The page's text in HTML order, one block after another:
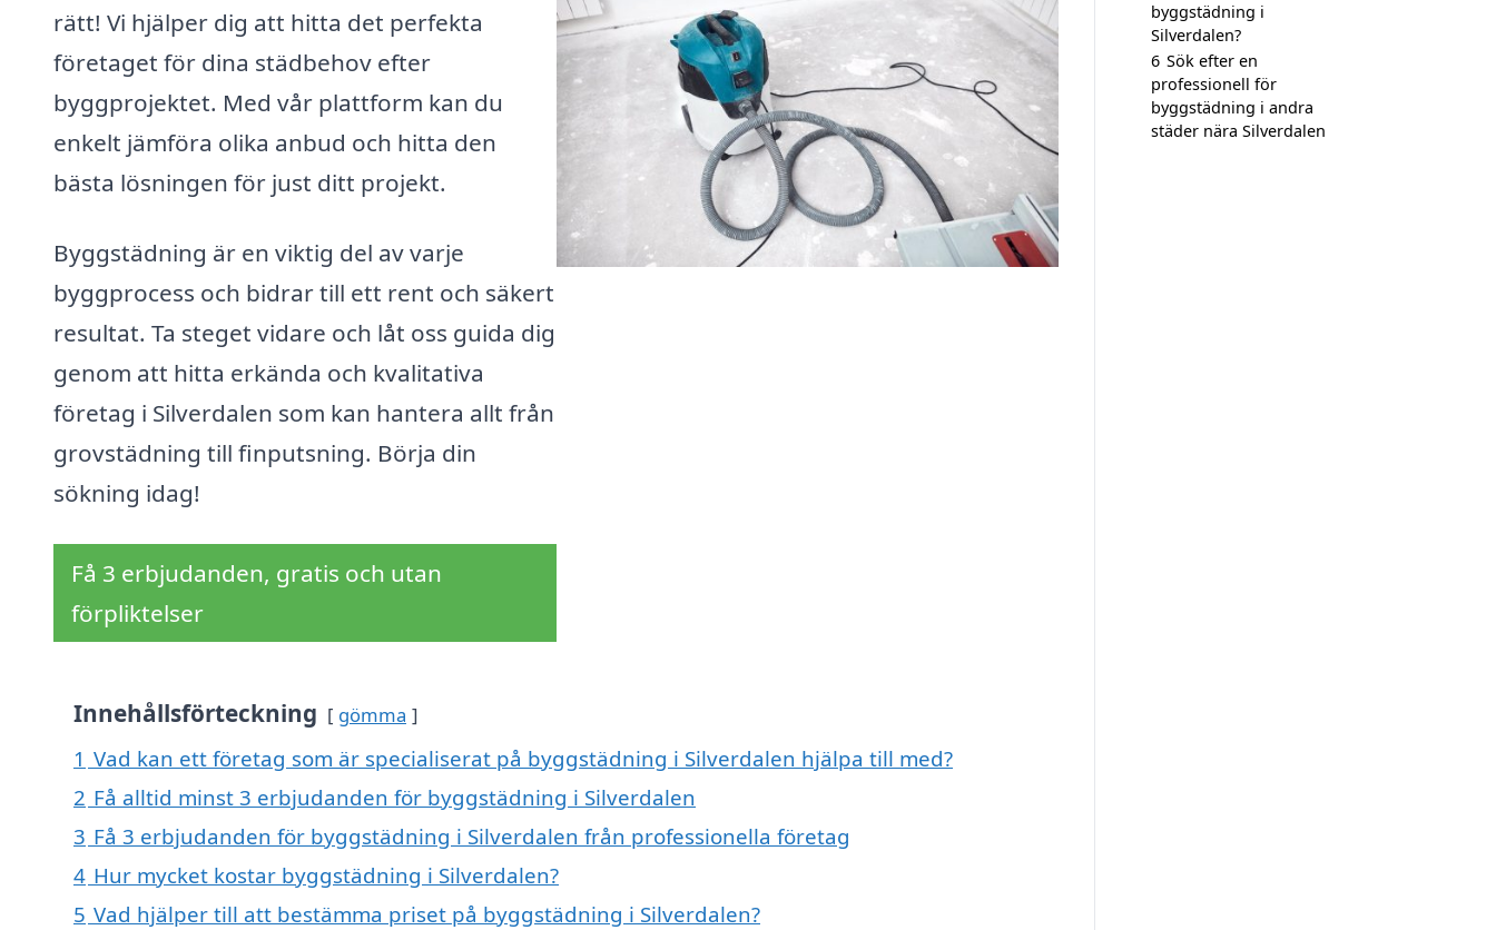
rätt! Vi hjälper dig att hitta det perfekta
företaget för dina städbehov efter
byggprojektet. Med vår plattform kan du
enkelt jämföra olika anbud och hitta den
bästa lösningen för just ditt projekt.
Byggstädning är en viktig del av varje
byggprocess och bidrar till ett rent och säkert
resultat. Ta steget vidare och låt oss guida dig
genom att hitta erkända och kvalitativa
företag i Silverdalen som kan hantera allt från
grovstädning till finputsning. Börja din
sökning idag!
Få 3 erbjudanden, gratis och utan
förpliktelser
Innehållsförteckning gömma
1 Vad kan ett företag som är specialiserat på byggstädning i Silverdalen hjälpa till med?
2 Få alltid minst 3 erbjudanden för byggstädning i Silverdalen
3 Få 3 erbjudanden för byggstädning i Silverdalen från professionella företag
4 Hur mycket kostar byggstädning i Silverdalen?
5 Vad hjälper till att bestämma priset på byggstädning i Silverdalen?
byggstädning i
Silverdalen?
6 Sök efter en
professionell för
byggstädning i andra
städer nära Silverdalen